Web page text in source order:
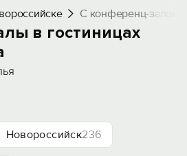
объект С конференц-залом
в гостиницах
Новороссийск236